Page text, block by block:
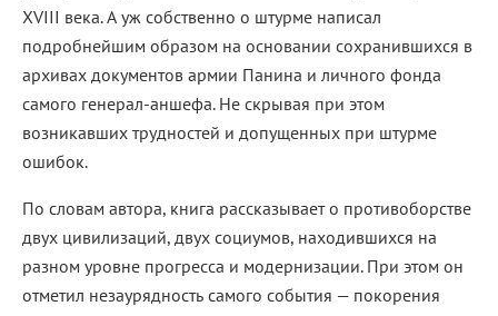
XVIII века. А уж собственно о штурме написал
подробнейшим образом на основании сохранившихся в
архивах документов армии Панина и личного фонда
самого генерал-аншефа. Не скрывая при этом
возникавших трудностей и допущенных при штурме
ошибок.
По словам автора, книга рассказывает о противоборстве
двух цивилизаций, двух социумов, находившихся на
разном уровне прогресса и модернизации. При этом он
отметил незаурядность самого события — покорения